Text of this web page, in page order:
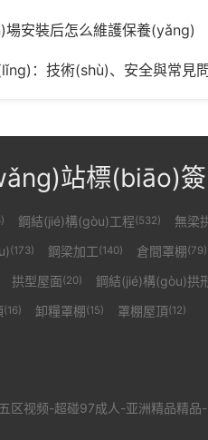
安裝后怎么維護保養(yǎng)
：技術(shù)、安全與常見
站標(biāo)簽
鋼結(jié)構(gòu)工程(532) 無梁
(173) 鋼梁加工(140) 倉間罩棚(79)
拱型屋面(20) 鋼結(jié)構(gòu)拱
(16) 卸糧罩棚(15) 罩棚屋頂(12)
视频-超碰97成人-亚洲精品精品